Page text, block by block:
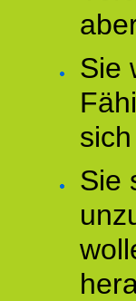
Sie
Sie